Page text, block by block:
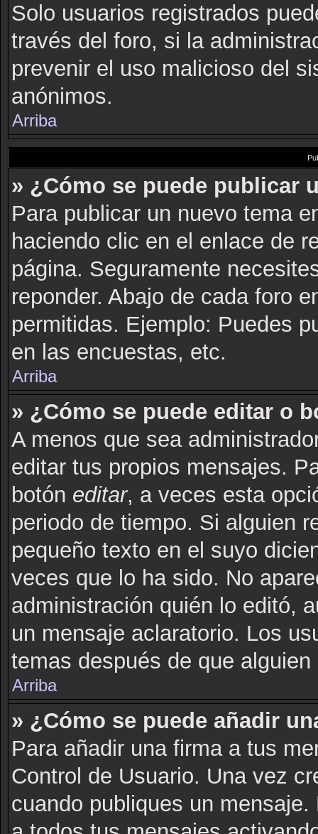
Solo usuarios registrados
través del foro, si la
prevenir el uso malicioso del
anónimos.
Arriba
» ¿Cómo se puede publicar
Para publicar un nuevo tema
haciendo clic en el enlace de
página. Seguramente
reponder. Abajo de cada foro
permitidas. Ejemplo: Puedes
en las encuestas, etc.
Arriba
» ¿Cómo se puede editar o
A menos que sea
editar tus propios mensajes.
botón editar, a veces esta
periodo de tiempo. Si alguien
pequeño texto en el suyo
veces que lo ha sido. No
administración quién lo editó,
un mensaje aclaratorio. Los
temas después de que
Arriba
» ¿Cómo se puede añadir
Para añadir una firma a tus
Control de Usuario. Una vez
cuando publiques un